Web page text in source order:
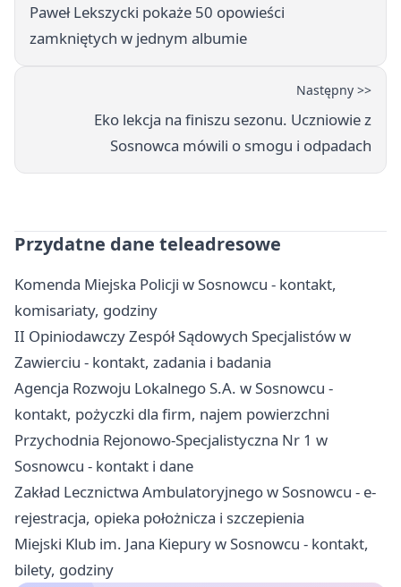
Paweł Lekszycki pokaże 50 opowieści
zamkniętych w jednym albumie
Następny >>
Eko lekcja na finiszu sezonu. Uczniowie z
Sosnowca mówili o smogu i odpadach
Przydatne dane teleadresowe
Komenda Miejska Policji w Sosnowcu - kontakt,
komisariaty, godziny
II Opiniodawczy Zespół Sądowych Specjalistów w
Zawierciu - kontakt, zadania i badania
Agencja Rozwoju Lokalnego S.A. w Sosnowcu -
kontakt, pożyczki dla firm, najem powierzchni
Przychodnia Rejonowo-Specjalistyczna Nr 1 w
Sosnowcu - kontakt i dane
Zakład Lecznictwa Ambulatoryjnego w Sosnowcu - e-
rejestracja, opieka położnicza i szczepienia
Miejski Klub im. Jana Kiepury w Sosnowcu - kontakt,
bilety, godziny